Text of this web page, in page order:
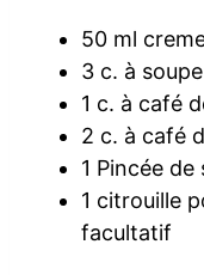
50 ml
3 c. à
1 c. à café
2 c. à café
1 Pincée de
1 citrouille
facultatif